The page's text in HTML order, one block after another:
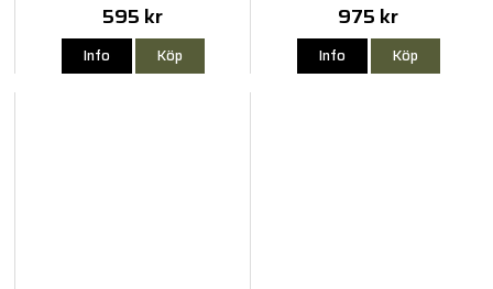
595 kr
Info Köp
975 kr
Info Köp